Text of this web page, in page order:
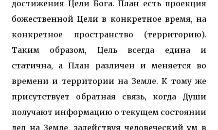
достижения Цели Бога. План есть проекция
божественной Цели в конкретное время, на
конкретное пространство (территорию).
Таким образом, Цель всегда едина и
статична, а План различен и меняется во
времени и территории на Земле. К тому же
присутствует обратная связь, когда Души
получают информацию о текущем состоянии
дел на Земле, задействуя человеческий ум в